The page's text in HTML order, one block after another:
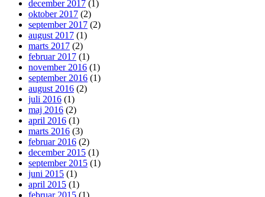
december 2017 (1)
oktober 2017 (2)
september 2017 (2)
august 2017 (1)
marts 2017 (2)
februar 2017 (1)
november 2016 (1)
september 2016 (1)
august 2016 (2)
juli 2016 (1)
maj 2016 (2)
april 2016 (1)
marts 2016 (3)
februar 2016 (2)
december 2015 (1)
september 2015 (1)
juni 2015 (1)
april 2015 (1)
februar 2015 (1)